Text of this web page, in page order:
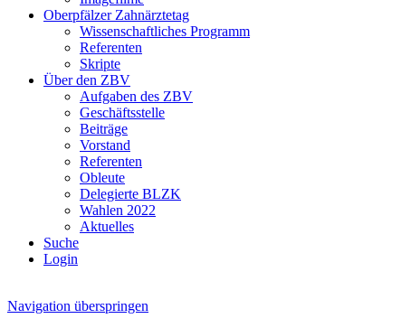
Oberpfälzer Zahnärztetag
Wissenschaftliches Programm
Referenten
Skripte
Über den ZBV
Aufgaben des ZBV
Geschäftsstelle
Beiträge
Vorstand
Referenten
Obleute
Delegierte BLZK
Wahlen 2022
Aktuelles
Suche
Login
Navigation überspringen